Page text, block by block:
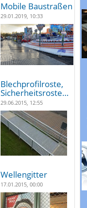
Mobile Baustraßen
29.01.2019, 10:33
Blechprofilroste,
Sicherheitsroste…
29.06.2015, 12:55
Wellengitter
17.01.2015, 00:00